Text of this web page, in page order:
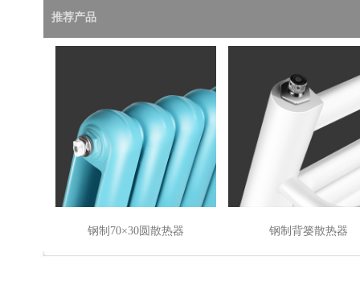
推荐产品
钢制70×30圆散热器 钢制背篓散热器